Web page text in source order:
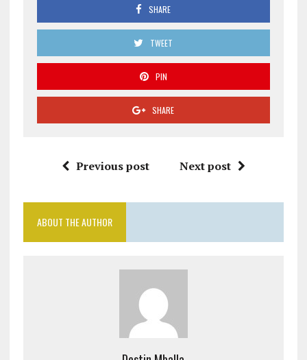
SHARE
TWEET
PIN
SHARE
Previous post Next post
ABOUT THE AUTHOR